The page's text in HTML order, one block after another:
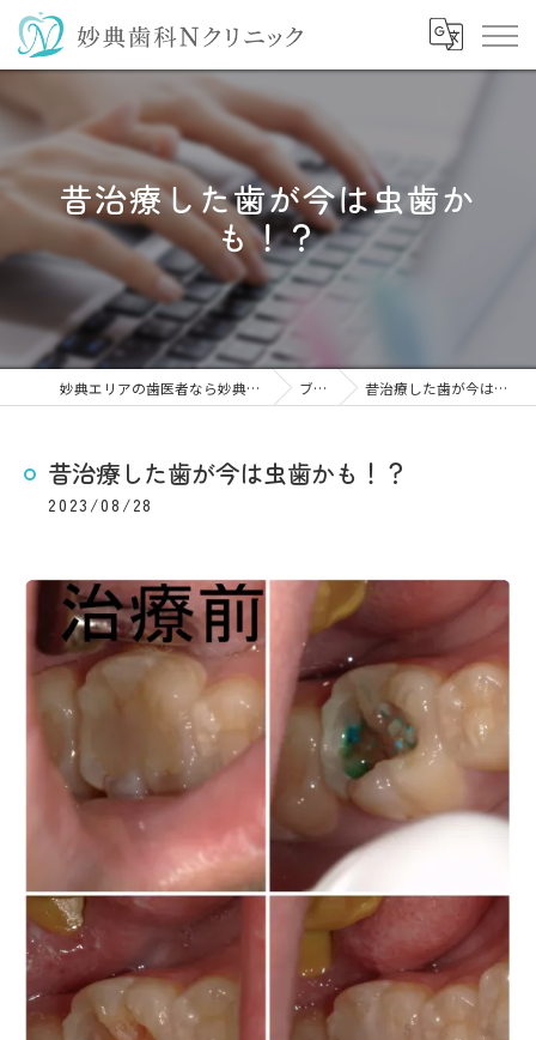
昔治療した歯が今は虫歯か
も！？
妙典エリアの歯医者なら妙典歯科Nクリニック ブログ 昔治療した歯が今は虫歯かも！？
昔治療した歯が今は虫歯かも！？
2023/08/28